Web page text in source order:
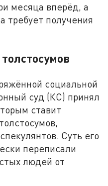
месяца вперёд, а
требует получения
социальной
суд (КС) принял
ставит
Суть его
переписали
людей от